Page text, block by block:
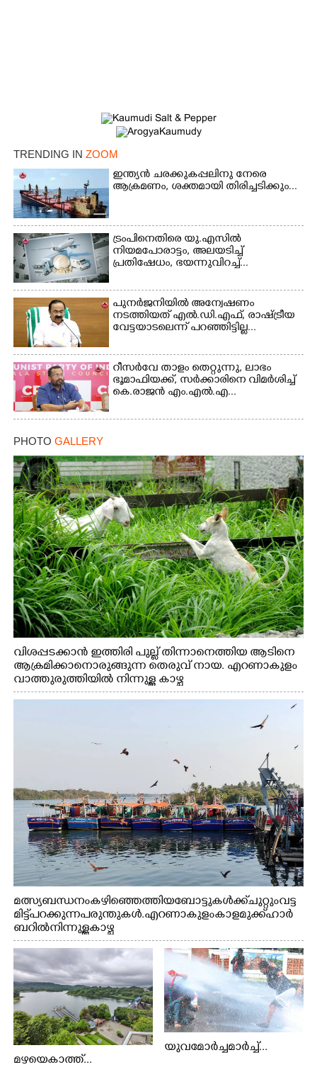
TRENDING IN ZOOM
ഇന്ത്യൻ ചരക്കുകപ്പലിനു നേരെ
ആക്രമണം, ശക്തമായി തിരിച്ചടിക്കും...
ട്രംപിനെതിരെ യു.എസിൽ
നിയമപോരാട്ടം, അലയടിച്ച്
പ്രതിഷേധം, ഭയന്നുവിറച്ച്...
പുനർജനിയിൽ അന്വേഷണം
നടത്തിയത് എൽ.ഡി.എഫ്, രാഷ്ട്രീയ
വേട്ടയാടലെന്ന് പറഞ്ഞിട്ടില്ല...
റീസർവേ താളം തെറ്റുന്നു, ലാഭം
ഭൂമാഫിയക്ക്, സർക്കാരിനെ വിമർശിച്ച്
കെ.രാജൻ എം.എൽ.എ...
PHOTO GALLERY
വിശപ്പടക്കാൻ ഇത്തിരി പുല്ല് തിന്നാനെത്തിയ ആടിനെ
ആക്രമിക്കാനൊരുങ്ങുന്ന തെരുവ് നായ. എറണാകുളം
വാത്തുരുത്തിയിൽ നിന്നുള്ള കാഴ്ച
മത്സ്യബന്ധനം കഴിഞ്ഞെത്തിയ ബോട്ടുകൾക്ക് ചുറ്റും വട്ട
മിട്ട് പറക്കുന്ന പരുന്തുകൾ. എറണാകുളം കാളമുക്ക് ഹാർ
ബറിൽ നിന്നുള്ള കാഴ്ച
മഴയെകാത്ത്...
യുവമോർച്ചമാർച്ച്...
Copy Link